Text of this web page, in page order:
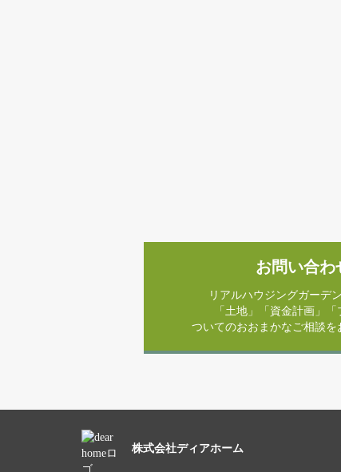
お問い合わ
リアルハウジングガーデ
「土地」「資金計画」
ついてのおおまかなご相談を
株式会社ディアホーム